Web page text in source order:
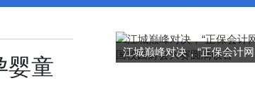
婴童
破局“纸面教育”：理想树AI自